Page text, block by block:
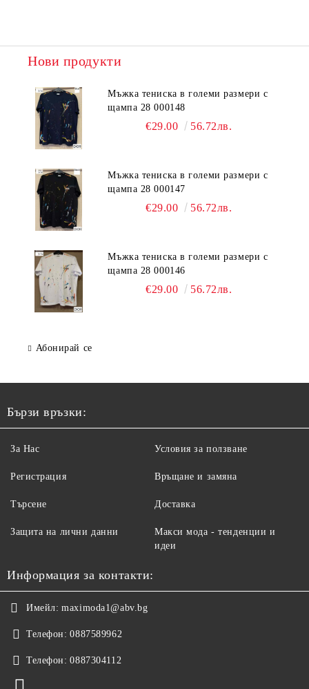
Нови продукти
Мъжка тениска в големи размери с
щампа 28 000148
€29.00 56.72лв.
Мъжка тениска в големи размери с
щампа 28 000147
€29.00 56.72лв.
Мъжка тениска в големи размери с
щампа 28 000146
€29.00 56.72лв.
Абонирай се
Бързи връзки:
За Нас
Регистрация
Търсене
Защита на лични данни
Условия за ползване
Връщане и замяна
Доставка
Макси мода - тенденции и
идеи
Информация за контакти:
Имейл: maximoda1@abv.bg
Телефон: 0887589962
Телефон: 0887304112